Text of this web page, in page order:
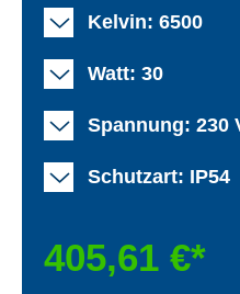
Kelvin: 6500
Watt: 30
Spannung: 230
Schutzart: IP54
405,61 €*